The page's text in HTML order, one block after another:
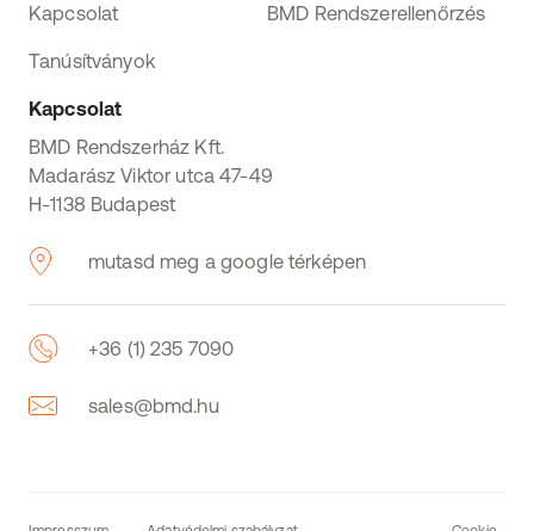
Kapcsolat
BMD Rendszerellenőrzés
Tanúsítványok
Kapcsolat
BMD Rendszerház Kft.
Madarász Viktor utca 47-49
H-1138 Budapest
mutasd meg a google térképen
+36 (1) 235 7090
sales@bmd.hu